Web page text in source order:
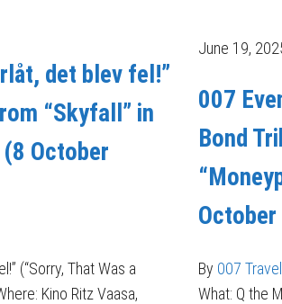
det blev fel!”
“Skyfall” in
October
(“Sorry, That Was a
Kino Ritz Vaasa,
June 19,
007
Bond
By 007
What: Q the